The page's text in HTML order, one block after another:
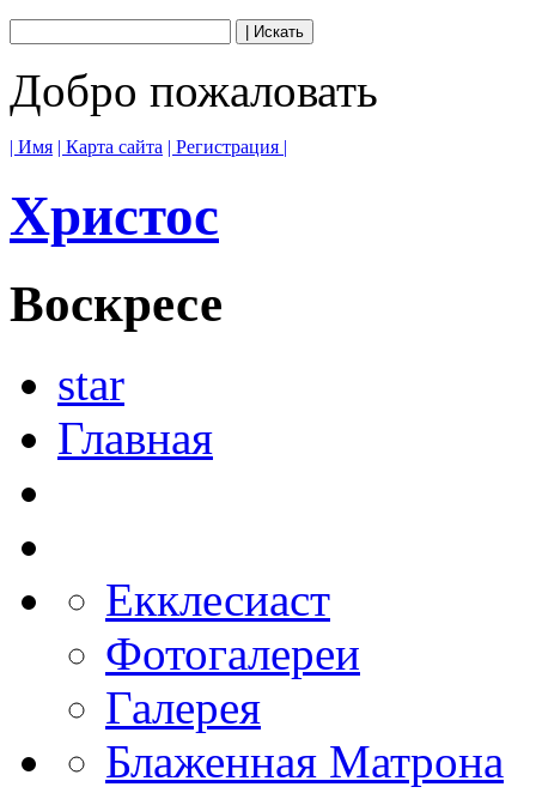
Добро пожаловать
| Имя | Карта сайта | Регистрация |
Христос
Воскресе
star
Главная
Екклесиаст
Фотогалереи
Галерея
Блаженная Матрона